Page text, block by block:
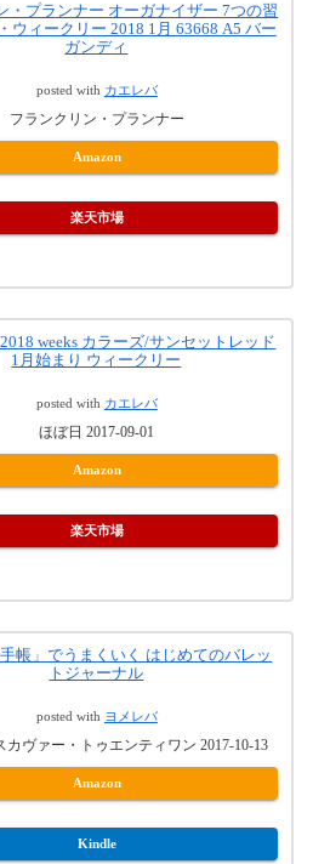
・プランナー オーガナイザー 7つの習
ウィークリー 2018 1月 63668 A5 バー
ガンディ
posted with カエレバ
フランクリン・プランナー
Amazon
楽天市場
weeks カラーズ/サンセットレッド
1月始まり ウィークリー
posted with カエレバ
ほぼ日 2017-09-01
Amazon
楽天市場
手帳」でうまくいく はじめてのバレッ
トジャーナル
posted with ヨメレバ
カヴァー・トゥエンティワン 2017-10-13
Amazon
Kindle